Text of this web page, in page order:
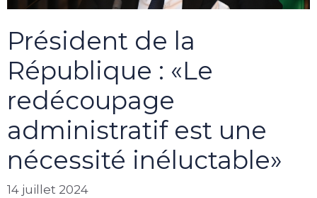
Président de la
République : «Le
redécoupage
administratif est une
nécessité inéluctable»
14 juillet 2024